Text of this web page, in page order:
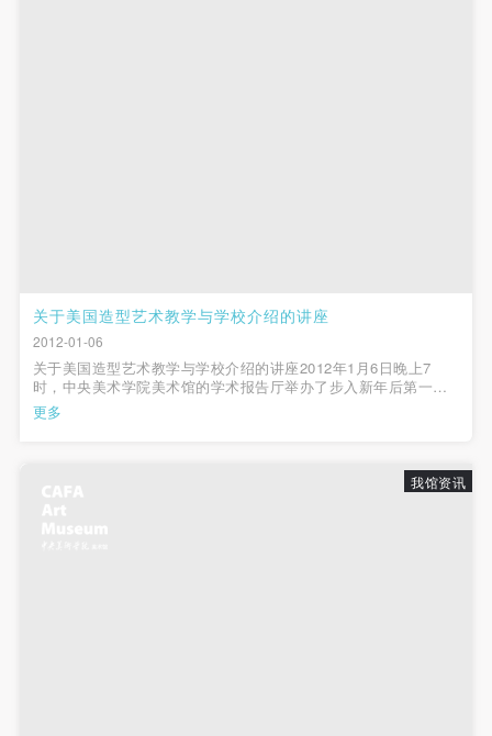
关于美国造型艺术教学与学校介绍的讲座
2012-01-06
关于美国造型艺术教学与学校介绍的讲座2012年1月6日晚上7
时，中央美术学院美术馆的学术报告厅举办了步入新年后第一个
活动：是由中央美术学院造型艺术学院和中央美术学院美术馆联
合主办的“美国造型艺术教学与学校介绍”的讲座。中央美术学院造
更多
我馆资讯